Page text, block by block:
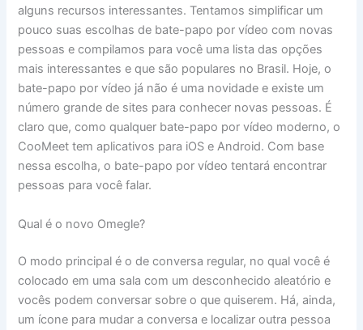
alguns recursos interessantes. Tentamos simplificar um
pouco suas escolhas de bate-papo por vídeo com novas
pessoas e compilamos para você uma lista das opções
mais interessantes e que são populares no Brasil. Hoje, o
bate-papo por vídeo já não é uma novidade e existe um
número grande de sites para conhecer novas pessoas. É
claro que, como qualquer bate-papo por vídeo moderno, o
CooMeet tem aplicativos para iOS e Android. Com base
nessa escolha, o bate-papo por vídeo tentará encontrar
pessoas para você falar.
Qual é o novo Omegle?
O modo principal é o de conversa regular, no qual você é
colocado em uma sala com um desconhecido aleatório e
vocês podem conversar sobre o que quiserem. Há, ainda,
um ícone para mudar a conversa e localizar outra pessoa